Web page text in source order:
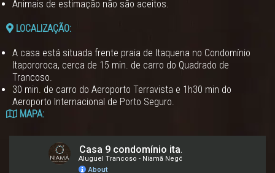
Animais de estimação não são aceitos.
LOCALIZAÇÃO:
A casa está situada frente praia de Itaquena no Condomínio
Itapororoca, cerca de 15 min. de carro do Quadrado de
Trancoso.
30 min. de carro do Aeroporto Terravista e 1h30 min do
Aeroporto Internacional de Porto Seguro.
MAPA: